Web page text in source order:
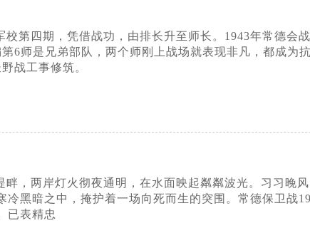
第四期，凭借战功，由排长升至师长。1943年常德会
6师是兄弟部队，两个师刚上战场就表现非凡，都成
战工事修筑。
畔，两岸灯火彻夜通明，在水面映起粼粼波光。习习晚
黑暗之中，掩护着一场向死而生的突围。常德保卫战
已表精忠